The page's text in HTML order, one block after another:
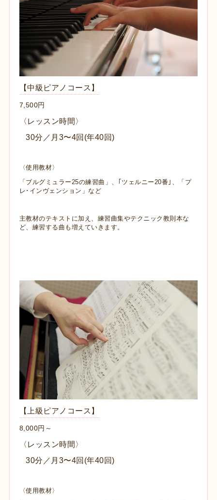
【中級ピアノコース】
7,500円
〈レッスン時間〉
30分／月3〜4回(年40回)
〈使用教材〉
「ブルグミュラー25の練習曲」、｢ツェルニー20番｣、「プ
レ･インヴェンション」など
主教材のテキストに加え、練習曲集やテクニック教則本な
ど、練習する曲も増えていきます。
【上級ピアノコース】
8,000円～
〈レッスン時間〉
30分／月3〜4回(年40回)
〈使用教材〉